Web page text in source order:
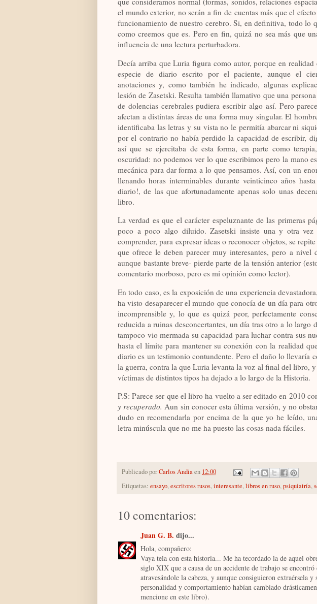
el mundo exterior, no serán a fin de cuentas más que el
funcionamiento de nuestro cerebro. Si, en definitiva, todo lo
como creemos que es. Pero en fin, quizá no sea más que
influencia de una lectura perturbadora.
Decía arriba que Luria figura como autor, porque en
especie de diario escrito por el paciente, aunque el
anotaciones y, como también he indicado, algunas
lesión de Zasetski. Resulta también llamativo que una
de dolencias cerebrales pudiera escribir algo así. Pero
afectan a distintas áreas de una forma muy singular. El
identificaba las letras y su vista no le permitía abarcar ni
por el contrario no había perdido la capacidad de escribir,
así que se ejercitaba de esta forma, en parte como
oscuridad: no podemos ver lo que escribimos pero la mano
mecánica para dar forma a lo que pensamos. Así, con un
llenando horas interminables durante veinticinco años
diario!, de las que afortunadamente apenas solo unas
libro.
La verdad es que el carácter espeluznante de las primeras
poco a poco algo diluido. Zasetski insiste una y otra vez
comprender, para expresar ideas o reconocer objetos, se
que ofrece le deben parecer muy interesantes, pero a
aunque bastante breve- pierde parte de la tensión anterior
comentario morboso, pero es mi opinión como lector).
En todo caso, es la exposición de una experiencia
ha visto desaparecer el mundo que conocía de un día para
incomprensible y, lo que es quizá peor, perfectamente
reducida a ruinas desconcertantes, un día tras otro a lo largo
tampoco vio mermada su capacidad para luchar contra sus
hasta el límite para mantener su conexión con la realidad
diario es un testimonio contundente. Pero el daño lo llevaría
la guerra, contra la que Luria levanta la voz al final del libro,
víctimas de distintos tipos ha dejado a lo largo de la Historia.
P.S: Parece ser que el libro ha vuelto a ser editado en 2010
y recuperado. Aun sin conocer esta última versión, y no
dudo en recomendarla por encima de la que yo he leído,
letra minúscula que no me ha puesto las cosas nada fáciles.
Publicado porCarlos Andiaen 12:00
Etiquetas: ensayo,escritores rusos,interesante,libros en ruso,psiquiatría,
10 comentarios:
Juan G. B. dijo...
Hola, compañero:
Vaya tela con esta historia... Me ha tecordado la de aquel
siglo XIX que a causa de un accidente de trabajo se
atravesándole la cabeza, y aunque consiguieron extraérsela y
personalidad y comportamiento habían cambiado
mencione en este libro).